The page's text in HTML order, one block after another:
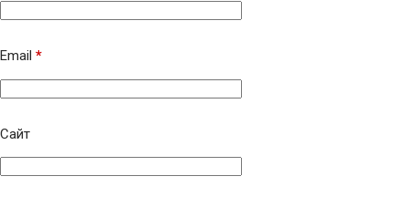
Email *
Сайт